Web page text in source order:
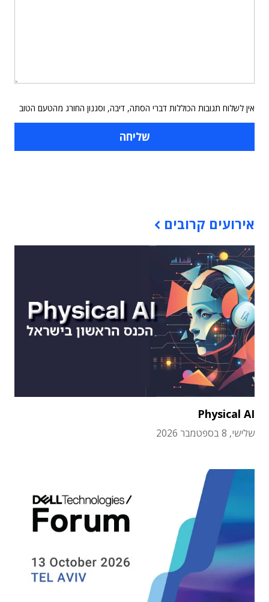
אין לשלוח תגובות הכוללות דברי הסתה, דיבה, וסגנון החורג מהטעם הטוב
אירועים קרובים
Physical AI
שלישי, 8 בספטמבר 2026